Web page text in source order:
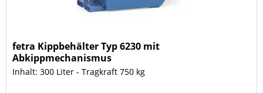
fetra Kippbehälter Typ 6230 mit
Abkippmechanismus
Inhalt: 300 Liter - Tragkraft 750 kg